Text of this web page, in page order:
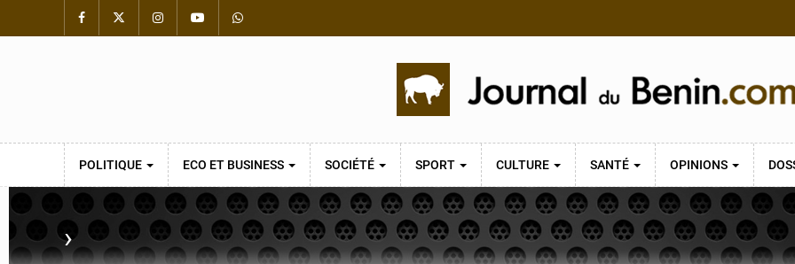
POLITIQUE ECO ET BUSINESS SOCIÉTÉ SPORT CULTURE SANTÉ OPINIONS
›